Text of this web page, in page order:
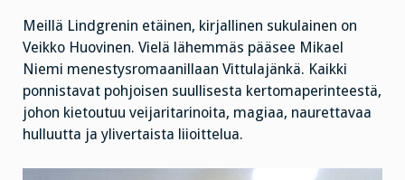
Meillä Lindgrenin etäinen, kirjallinen sukulainen on
Veikko Huovinen. Vielä lähemmäs pääsee Mikael
Niemi menestysromaanillaan Vittulajänkä. Kaikki
ponnistavat pohjoisen suullisesta kertomaperinteestä,
johon kietoutuu veijaritarinoita, magiaa, naurettavaa
hulluutta ja ylivertaista liioittelua.